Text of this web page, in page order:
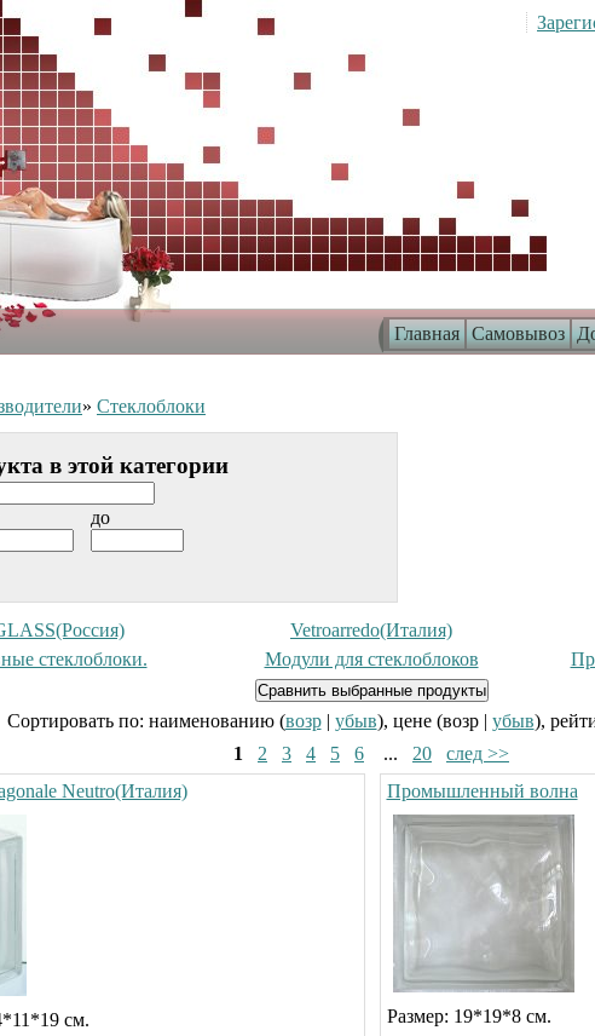
Главная Самовывоз
» Стеклоблоки
в этой категории
до
Vetroarredo(Италия)
стеклоблоки.
Модули для стеклоблоков
Сортировать по: наименованию (возр| убыв), цене (возр | убыв),
1
2 3 4 5 6 ... 20
след >>
Neutro(Италия)
см.
Промышленный волна
Размер: 19*19*8 см.